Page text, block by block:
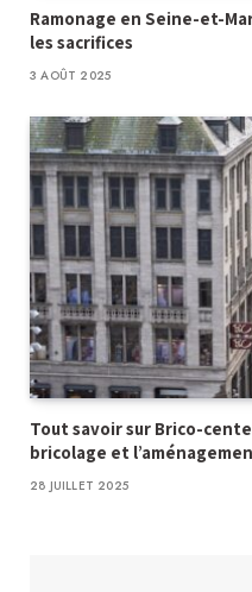
Ramonage en Seine-et-
les sacrifices
3 AOÛT 2025
Tout savoir sur Brico-
bricolage et
28 JUILLET 2025